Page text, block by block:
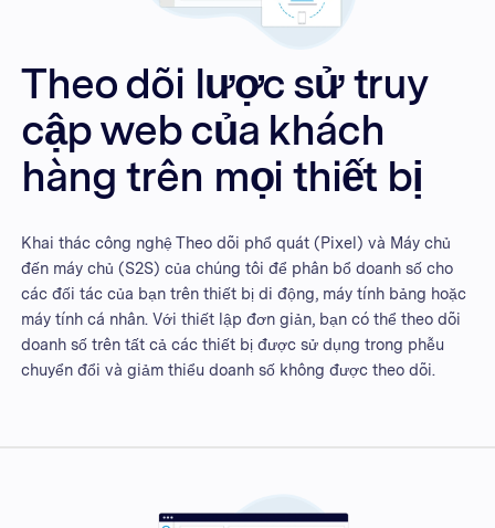
Theo dõi lược sử truy
cập web của khách
hàng trên mọi thiết bị
Khai thác công nghệ Theo dõi phổ quát (Pixel) và Máy chủ
đến máy chủ (S2S) của chúng tôi để phân bổ doanh số cho
các đối tác của bạn trên thiết bị di động, máy tính bảng hoặc
máy tính cá nhân. Với thiết lập đơn giản, bạn có thể theo dõi
doanh số trên tất cả các thiết bị được sử dụng trong phễu
chuyển đổi và giảm thiểu doanh số không được theo dõi.